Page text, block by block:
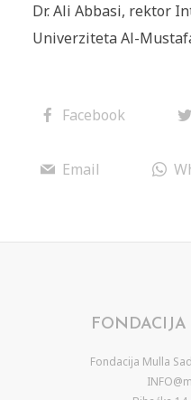
Dr. Ali Abbasi, rektor
Univerziteta Al-
Facebook
Email
Fondacija Mulla